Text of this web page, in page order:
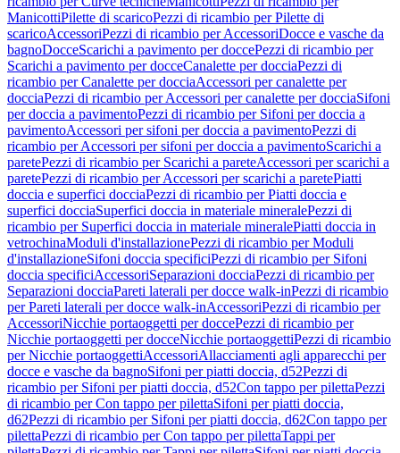
ManicottiPilette di scaricoPezzi di ricambio per Pilette di
scaricoAccessoriPezzi di ricambio per AccessoriDocce e vasche da
bagnoDocceScarichi a pavimento per doccePezzi di ricambio per
Scarichi a pavimento per docceCanalette per docciaPezzi di
ricambio per Canalette per docciaAccessori per canalette per
docciaPezzi di ricambio per Accessori per canalette per docciaSifoni
per doccia a pavimentoPezzi di ricambio per Sifoni per doccia a
pavimentoAccessori per sifoni per doccia a pavimentoPezzi di
ricambio per Accessori per sifoni per doccia a pavimentoScarichi a
paretePezzi di ricambio per Scarichi a pareteAccessori per scarichi a
paretePezzi di ricambio per Accessori per scarichi a paretePiatti
doccia e superfici docciaPezzi di ricambio per Piatti doccia e
superfici docciaSuperfici doccia in materiale mineralePezzi di
ricambio per Superfici doccia in materiale mineralePiatti doccia in
vetrochinaModuli d'installazionePezzi di ricambio per Moduli
d'installazioneSifoni doccia specificiPezzi di ricambio per Sifoni
doccia specificiAccessoriSeparazioni docciaPezzi di ricambio per
Separazioni docciaPareti laterali per docce walk-inPezzi di ricambio
per Pareti laterali per docce walk-inAccessoriPezzi di ricambio per
AccessoriNicchie portaoggetti per doccePezzi di ricambio per
Nicchie portaoggetti per docceNicchie portaoggettiPezzi di ricambio
per Nicchie portaoggettiAccessoriAllacciamenti agli apparecchi per
docce e vasche da bagnoSifoni per piatti doccia, d52Pezzi di
ricambio per Sifoni per piatti doccia, d52Con tappo per pilettaPezzi
di ricambio per Con tappo per pilettaSifoni per piatti doccia,
d62Pezzi di ricambio per Sifoni per piatti doccia, d62Con tappo per
pilettaPezzi di ricambio per Con tappo per pilettaTappi per